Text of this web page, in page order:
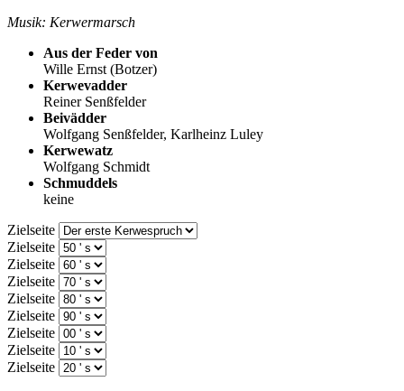
Musik: Kerwermarsch
Aus der Feder von
Wille Ernst (Botzer)
Kerwevadder
Reiner Senßfelder
Beivädder
Wolfgang Senßfelder, Karlheinz Luley
Kerwewatz
Wolfgang Schmidt
Schmuddels
keine
Zielseite
Zielseite
Zielseite
Zielseite
Zielseite
Zielseite
Zielseite
Zielseite
Zielseite